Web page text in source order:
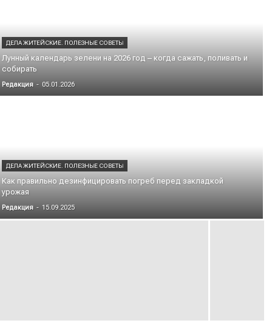
ДЕЛА ЖИТЕЙСКИЕ. ПОЛЕЗНЫЕ СОВЕТЫ
Лунный календарь зелени на 2026 год – когда сажать, поливать и
собирать
Редакция - 05.01.2026
ДЕЛА ЖИТЕЙСКИЕ. ПОЛЕЗНЫЕ СОВЕТЫ
Как правильно дезинфицировать погреб перед закладкой
урожая
Редакция - 15.09.2025